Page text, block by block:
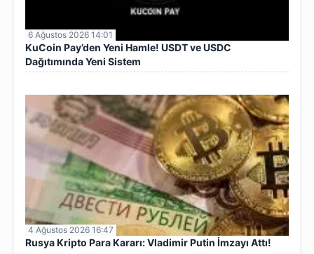
6 Ağustos 2026 14:01
KuCoin Pay’den Yeni Hamle! USDT ve USDC
Dağıtımında Yeni Sistem
4 Ağustos 2026 16:47
Rusya Kripto Para Kararı: Vladimir Putin İmzayı Attı!